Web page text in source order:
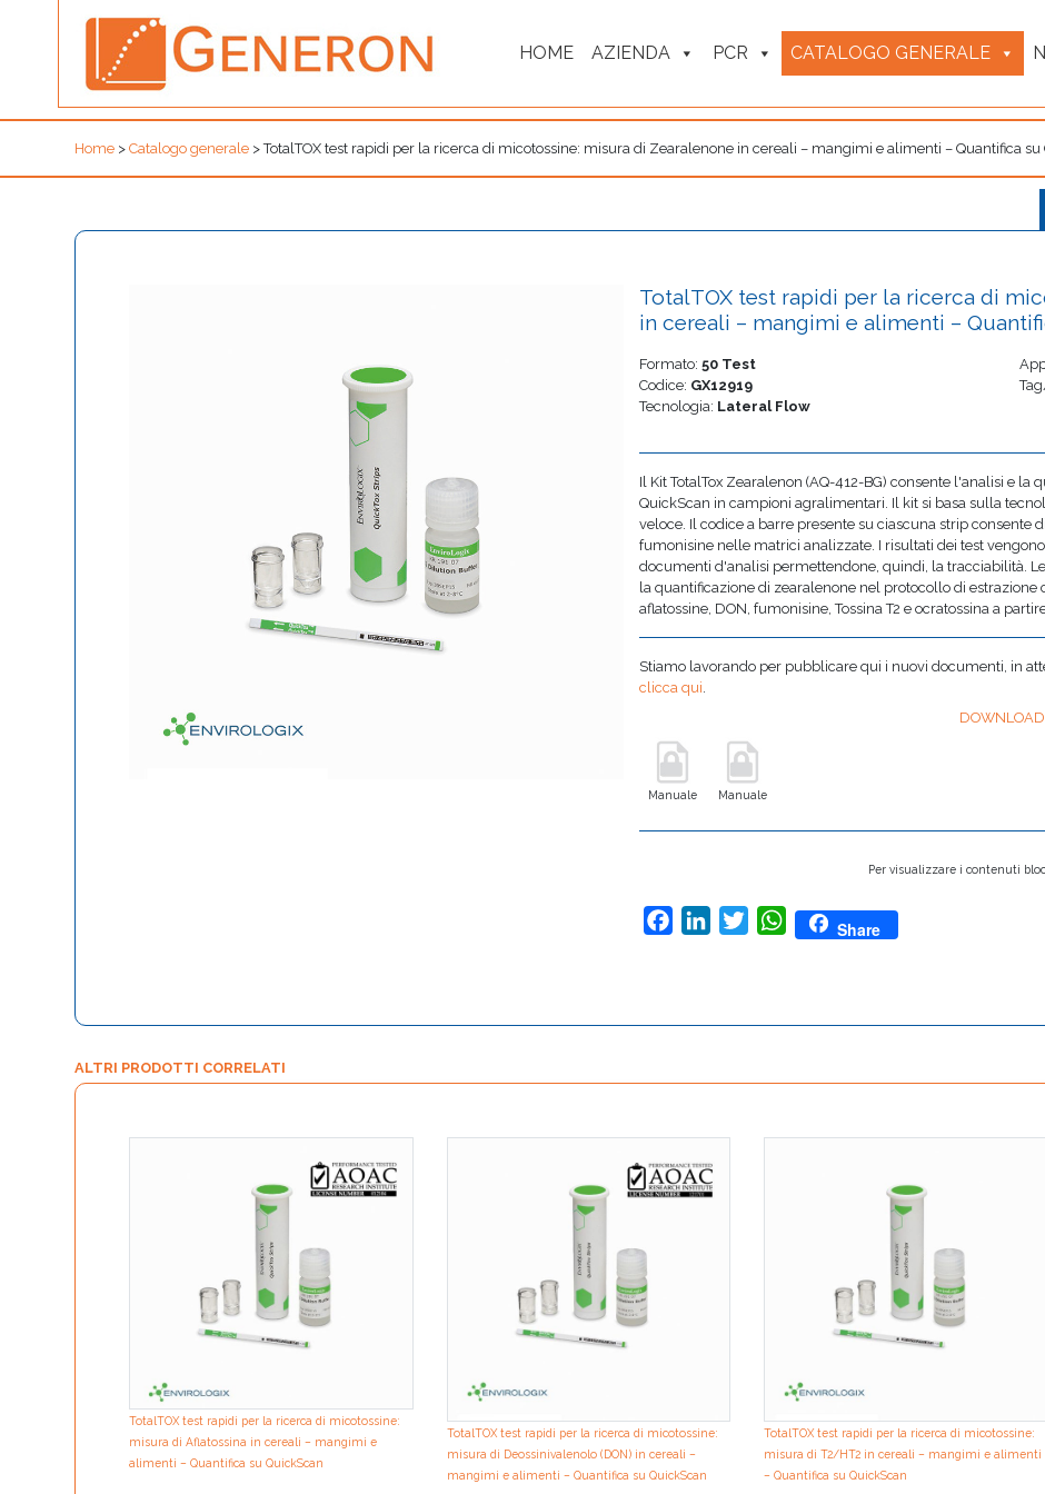
HOME AZIENDA PCR CATALOGO GENERALE
Home > Catalogo generale >TotalTOX test rapidi per la ricerca di micotossine: misura di Zearalenone in cereali – mangimi e alimenti – Quantifica su
TotalTOX test rapidi per la ricerca di
in cereali – mangimi e alimenti –
Formato:50 Test
Codice: GX12919
Tecnologia: Lateral Flow
Il Kit TotalTox Zearalenon (AQ-412-BG) consente l'analisi e
QuickScan in campioni agralimentari. Il kit si basa sulla
veloce. Il codice a barre presente su ciascuna strip consente
fumonisine nelle matrici analizzate. I risultati dei test
documenti d'analisi permettendone, quindi, la tracciabilità.
la quantificazione di zearalenone nel protocollo di
aflatossine, DON, fumonisine, Tossina T2 e ocratossina a
Stiamo lavorando per pubblicare qui i nuovi documenti, in
clicca qui.
DOWNLOAD
Manuale Manuale
Per visualizzare i contenuti
FacebookLinkedInTwitterWhatsApp
Share
ALTRI PRODOTTI CORRELATI
TotalTOX test rapidi per la ricerca di micotossine:
misura di Aflatossina in cereali – mangimi e
alimenti – Quantifica su QuickScan
TotalTOX test rapidi per la ricerca di micotossine:
misura di Deossinivalenolo (DON) in cereali –
mangimi e alimenti – Quantifica su QuickScan
TotalTOX test rapidi per la ricerca di micotossine:
misura di T2/HT2 in cereali – mangimi e alimenti
– Quantifica su QuickScan